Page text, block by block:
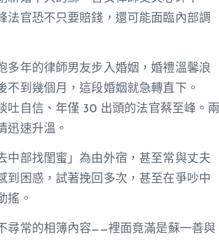
法官恐不只要賠錢，還可能面臨內部調
多年的律師男友步入婚姻，婚禮溫馨浪
到幾個月，這段婚姻就急轉直下。
吐自信、年僅 30 出頭的法官蔡至峰。兩
迅速升溫。
中部找閨蜜」為由外宿，甚至常與丈夫
到困惑，試著挽回多次，甚至在爭吵中
搖。
尋常的相簿內容——裡面竟滿是蘇一善與